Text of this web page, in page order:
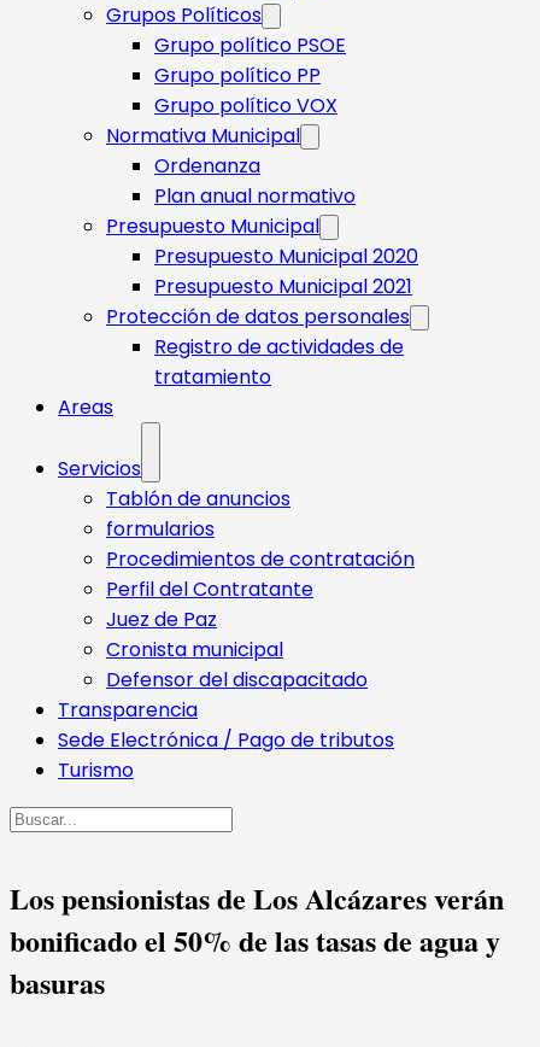
Grupos Políticos
Grupo político PSOE
Grupo político PP
Grupo político VOX
Normativa Municipal
Ordenanza
Plan anual normativo
Presupuesto Municipal
Presupuesto Municipal 2020
Presupuesto Municipal 2021
Protección de datos personales
Registro de actividades de
tratamiento
Areas
Servicios
Tablón de anuncios
formularios
Procedimientos de contratación
Perfil del Contratante
Juez de Paz
Cronista municipal
Defensor del discapacitado
Transparencia
Sede Electrónica / Pago de tributos
Turismo
Buscar
Los pensionistas de Los Alcázares verán
bonificado el 50% de las tasas de agua y
basuras